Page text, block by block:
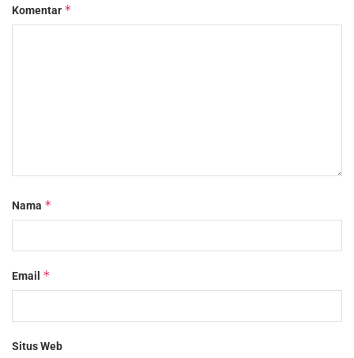
Komentar *
Nama *
Email *
Situs Web